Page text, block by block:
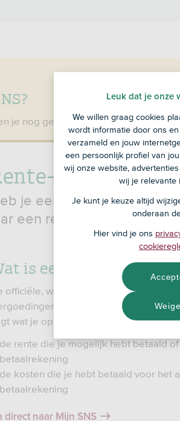
je nog geen klant bij SNS?Ga dan
en
je een betaalrekening
een rente- en
is een rente- en
officiële, wettelijk voorgeschreven
Wij noemen het
wat je op dit overzicht vindt:
de rente die je mogelijk hebt betaald
betaalrekening
de kosten die je hebt betaald voor het
betaalrekening
direct naar Mijn SNS
Leuk dat je onze
We willen graag cookies
wordt informatie door ons en
verzameld en jouw
een persoonlijk profiel van
wij onze website,
wij je relevante
Je kunt je keuze altijd
onderaan
Hier vind je ons